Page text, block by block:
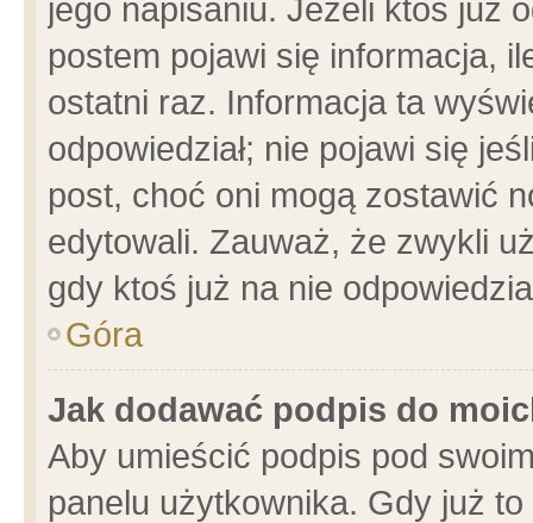
jego napisaniu. Jeżeli ktoś już
postem pojawi się informacja,
ostatni raz. Informacja ta
odpowiedział; nie pojawi się
post, choć oni mogą zostawić
edytowali. Zauważ, że zwykli
gdy ktoś już na nie
Góra
Jak dodawać podpis do
Aby umieścić podpis pod
panelu użytkownika. Gdy już